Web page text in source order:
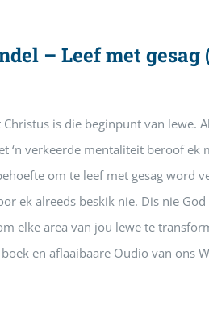
– Leef met gesag
Christus is die beginpunt van lewe.
‘n verkeerde mentaliteit beroof
om te leef met gesag word
ek alreeds beskik nie. Dis nie
elke area van jou lewe te
en aflaaibaare Oudio van ons